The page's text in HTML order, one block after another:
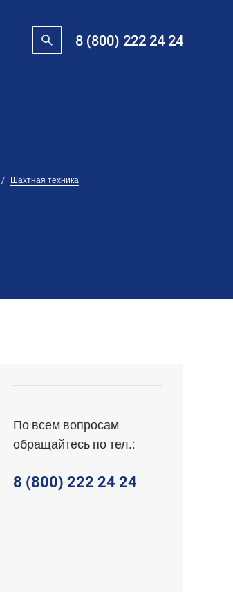
8 (800) 222 24 24
Шахтная техника
По всем вопросам
обращайтесь по тел.:
8 (800) 222 24 24